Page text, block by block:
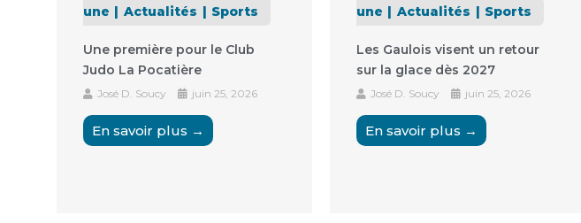
une
Actualités Sports
Une première pour le Club
Judo La Pocatière
José D. Soucy juin 25, 2026
En savoir plus →
une
Actualités Sports
Les Gaulois visent un retour
sur la glace dès 2027
José D. Soucy juin 25, 2026
En savoir plus →